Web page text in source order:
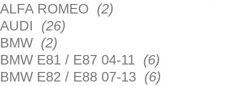
ALFA ROMEO (2)
AUDI (26)
BMW (2)
BMW E81 / E87 04-11 (6)
BMW E82 / E88 07-13 (6)